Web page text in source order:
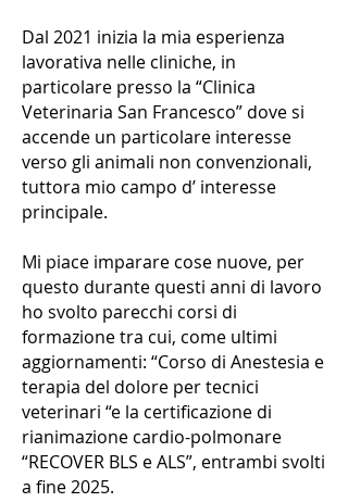
Dal 2021 inizia la mia esperienza
lavorativa nelle cliniche, in
particolare presso la “Clinica
Veterinaria San Francesco” dove si
accende un particolare interesse
verso gli animali non convenzionali,
tuttora mio campo d’ interesse
principale.
Mi piace imparare cose nuove, per
questo durante questi anni di lavoro
ho svolto parecchi corsi di
formazione tra cui, come ultimi
aggiornamenti: “Corso di Anestesia e
terapia del dolore per tecnici
veterinari “e la certificazione di
rianimazione cardio-polmonare
“RECOVER BLS e ALS”, entrambi svolti
a fine 2025.